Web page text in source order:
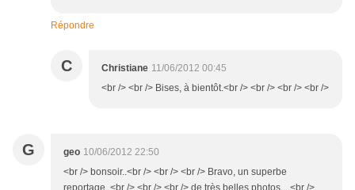
Répondre
C Christiane 11/06/2012 00:45
<br /> <br /> Bises, à bientôt.<br /> <br /> <br /> <br />
G geo 10/06/2012 22:50
<br /> bonsoir..<br /> <br /> <br /> Bravo, un superbe
reportage..<br /> <br /> <br /> de très belles photos....<br />